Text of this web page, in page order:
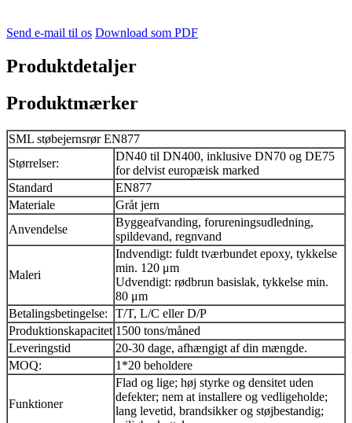
Send e-mail til os Download som PDF
Produktdetaljer
Produktmærker
SML støbejernsrør EN877
Størrelser:
DN40 til DN400, inklusive DN70 og DE75
for delvist europæisk marked
Standard
EN877
Materiale
Gråt jern
Anvendelse
Byggeafvanding, forureningsudledning,
spildevand, regnvand
Maleri
Indvendigt: fuldt tværbundet epoxy, tykkelse
min. 120 μm
Udvendigt: rødbrun basislak, tykkelse min.
80 μm
Betalingsbetingelse:
T/T, L/C eller D/P
Produktionskapacitet 1500 tons/måned
Leveringstid
20-30 dage, afhængigt af din mængde.
MOQ:
1*20 beholdere
Funktioner
Flad og lige; høj styrke og densitet uden
defekter; nem at installere og vedligeholde;
lang levetid, brandsikker og støjbestandig;